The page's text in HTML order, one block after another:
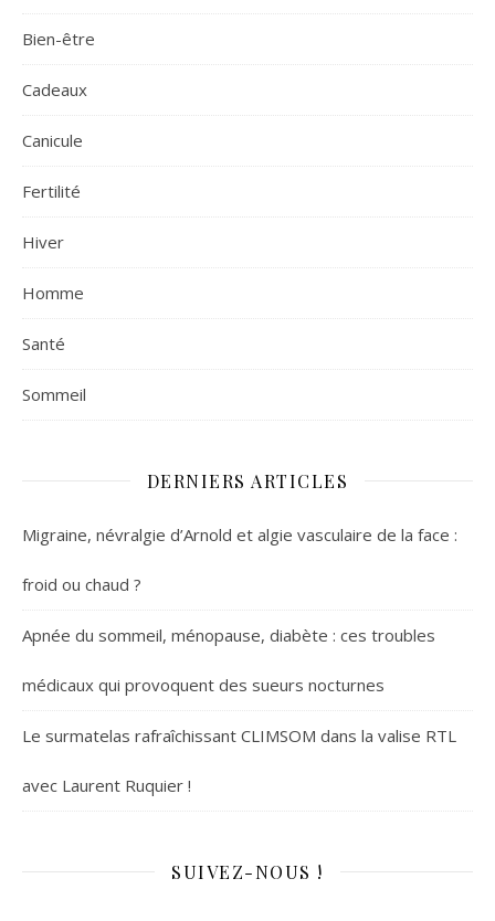
Bien-être
Cadeaux
Canicule
Fertilité
Hiver
Homme
Santé
Sommeil
DERNIERS ARTICLES
Migraine, névralgie d’Arnold et algie vasculaire de la face :
froid ou chaud ?
Apnée du sommeil, ménopause, diabète : ces troubles
médicaux qui provoquent des sueurs nocturnes
Le surmatelas rafraîchissant CLIMSOM dans la valise RTL
avec Laurent Ruquier !
SUIVEZ-NOUS !